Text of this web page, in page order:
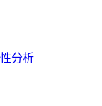
分析